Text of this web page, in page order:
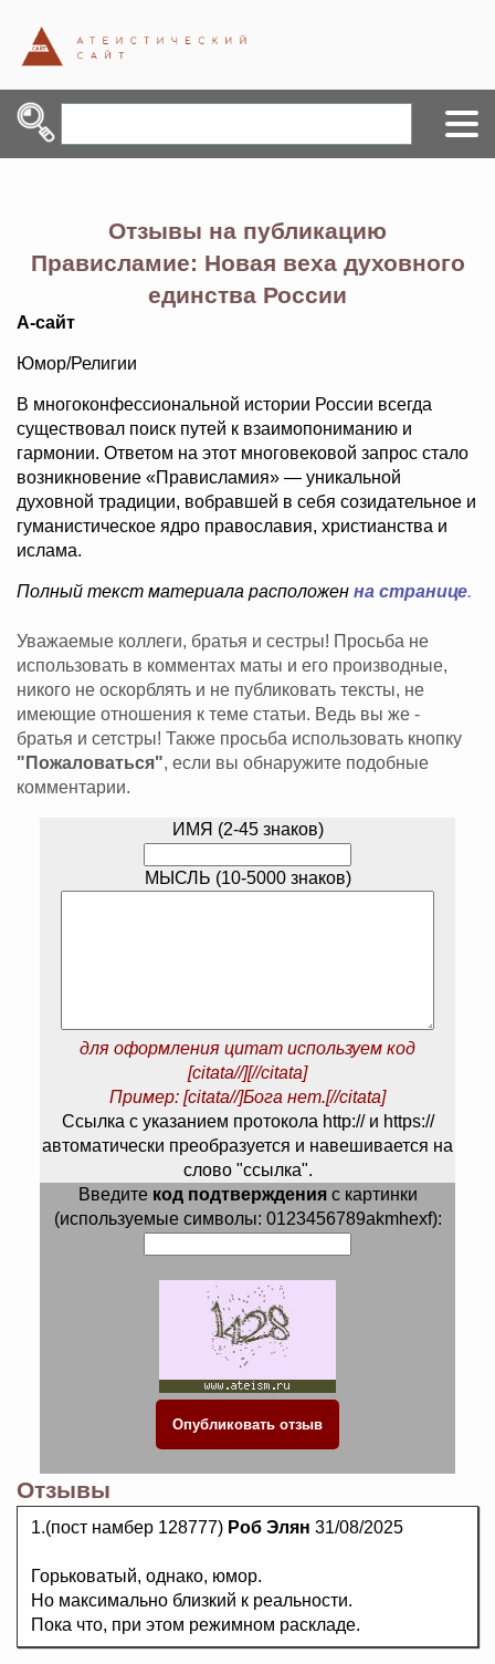
Отзывы на публикацию
Прависламие: Новая веха духовного
единства России
А-сайт
Юмор/Религии
В многоконфессиональной истории России всегда
существовал поиск путей к взаимопониманию и
гармонии. Ответом на этот многовековой запрос стало
возникновение «Прависламия» — уникальной
духовной традиции, вобравшей в себя созидательное и
гуманистическое ядро православия, христианства и
ислама.
Полный текст материала расположен на странице.
Уважаемые коллеги, братья и сестры! Просьба не
использовать в комментах маты и его производные,
никого не оскорблять и не публиковать тексты, не
имеющие отношения к теме статьи. Ведь вы же -
братья и сетстры! Также просьба использовать кнопку
"Пожаловаться", если вы обнаружите подобные
комментарии.
ИМЯ (2-45 знаков)
МЫСЛЬ (10-5000 знаков)
для оформления цитат используем код
[citata//][//citata]
Пример: [citata//]Бога нет.[//citata]
Ссылка с указанием протокола http:// и https://
автоматически преобразуется и навешивается на
слово "ссылка".
Введите код подтвержденияс картинки
(используемые символы: 0123456789akmhexf):
Отзывы
1.(пост намбер 128777) Роб Элян 31/08/2025
Горьковатый, однако, юмор.
Но максимально близкий к реальности.
Пока что, при этом режимном раскладе.